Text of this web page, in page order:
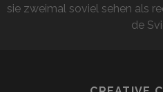
sie zweimal soviel sehen als
de